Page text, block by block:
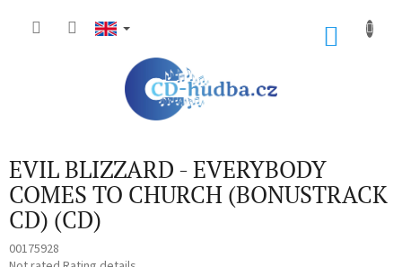
EVIL BLIZZARD - EVERYBODY
COMES TO CHURCH (BONUSTRACK
CD) (CD)
00175928